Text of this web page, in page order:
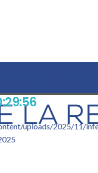
uploads/2025/11/